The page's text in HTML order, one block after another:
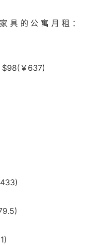
具的公寓月租：
$98(￥637)